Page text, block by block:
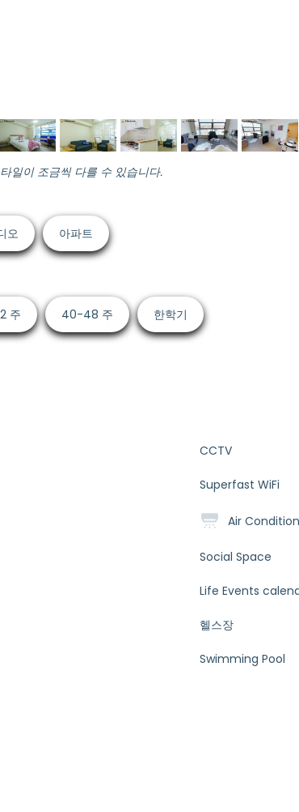
일이 조금씩 다를 수 있습니다.
오 아파트
주 40-48 주 한학기
CCTV
Superfast WiFi
Air
Social Space
Life Events
헬스장
Swimming Pool